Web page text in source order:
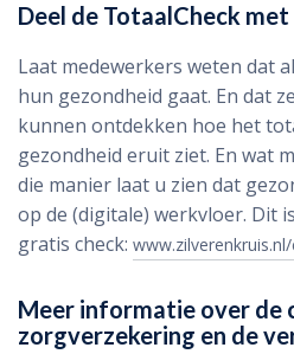
Deel de TotaalCheck
Laat medewerkers weten dat
hun gezondheid gaat. En dat
kunnen ontdekken hoe het
gezondheid eruit ziet. En wat
die manier laat u zien dat
op de (digitale) werkvloer. Dit
gratis check:
Meer informatie over de
zorgverzekering en de